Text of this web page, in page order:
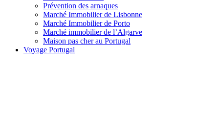
Prévention des arnaques
Marché Immobilier de Lisbonne
Marché Immobilier de Porto
Marché immobilier de l’Algarve
Maison pas cher au Portugal
Voyage Portugal